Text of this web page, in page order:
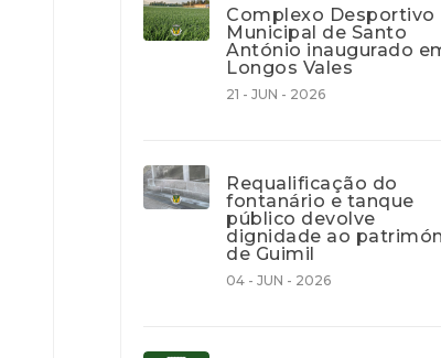
Complexo Desportivo
Municipal de Santo
António inaugurado
Longos Vales
21 - JUN - 2026
Requalificação do
fontanário e tanque
público devolve
dignidade ao
de Guimil
04 - JUN - 2026